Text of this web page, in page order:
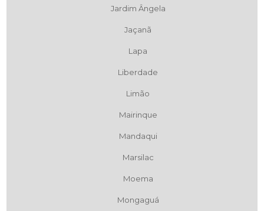
Jardim Ângela
Jaçanã
Lapa
Liberdade
Limão
Mairinque
Mandaqui
Marsilac
Moema
Mongaguá